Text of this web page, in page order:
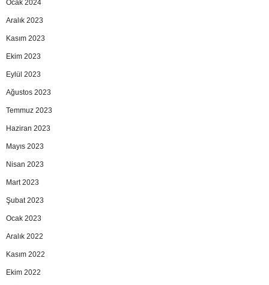
Ocak 2024
Aralık 2023
Kasım 2023
Ekim 2023
Eylül 2023
Ağustos 2023
Temmuz 2023
Haziran 2023
Mayıs 2023
Nisan 2023
Mart 2023
Şubat 2023
Ocak 2023
Aralık 2022
Kasım 2022
Ekim 2022